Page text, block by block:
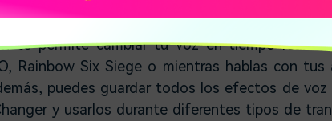
te permite cambiar tu voz en tiempo real
Rainbow Six Siege o mientras hablas con
puedes guardar todos los efectos de
y usarlos durante diferentes tipos de